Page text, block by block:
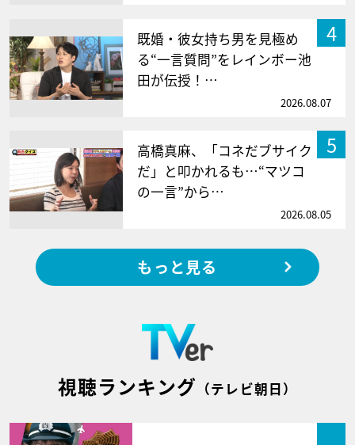
4
既婚・彼女持ち男を見極め
る“一言質問”をレインボー池
田が伝授！…
2026.08.07
5
高橋真麻、「コネだブサイク
だ」と叩かれるも…“マツコ
の一言”から…
2026.08.05
もっと見る
視聴ランキング （テレビ朝日）